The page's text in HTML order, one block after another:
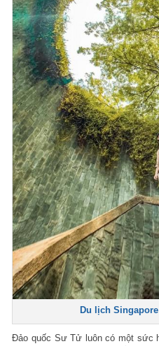
Du lịch
Đảo quốc Sư Tử luôn có một sức